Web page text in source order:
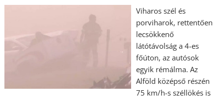
Viharos szél és
porviharok, rettentően
lecsökkenő
látótávolság a 4-es
főúton, az autósok
egyik rémálma. Az
Alföld középső részén
75 km/h-s széllökés is